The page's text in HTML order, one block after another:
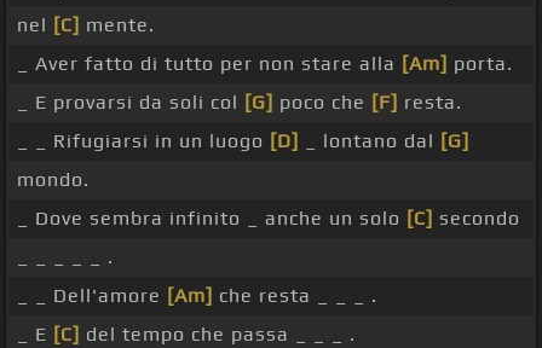
nel [C] mente.
_ Aver fatto di tutto per non stare alla [Am] porta.
_ E provarsi da soli col [G] poco che [F] resta.
_ _ Rifugiarsi in un luogo [D] _ lontano dal [G]
mondo.
_ Dove sembra infinito _ anche un solo [C] secondo
_ _ _ _ _ .
_ _ Dell'amore [Am] che resta _ _ _ .
_ E [C] del tempo che passa _ _ _ .